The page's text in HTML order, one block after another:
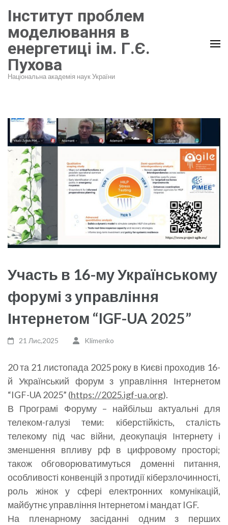
до
вмісту
(натисніть
Enter)
Інститут проблем
моделювання в
енергетиці ім. Г.Є.
Пухова
Національна академія наук України
Участь в 16-му Українському
форумі з управління
Інтернетом “IGF-UA 2025”
21 Лис,2025 Klimenko
20 та 21 листопада 2025року в Києві проходив 16-
й Український форум з управління Інтернетом
“IGF-UA2025” (https://2025.igf-ua.org).
В Програмі Форуму – найбільш актуальні для
телеком-галузі теми: кіберстійкість, сталість
телекому під час війни, деокупація Інтернету і
зменшення впливу рф в цифровому просторі;
також обговорюватимуться доменні питання,
особливості конвенцій з протидії кіберзлочинності,
роль жінок у сфері електронних комунікацій,
майбутнє управління Інтернетом і мандат IGF.
На пленарному засіданні одним з перших